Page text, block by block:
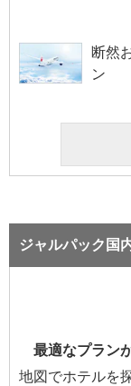
断然
ン
ジャルパック国
最適なプラン
地図でホテルを